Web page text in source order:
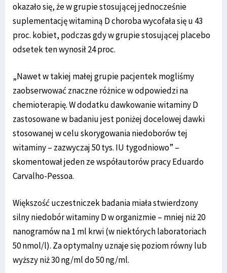
okazało się, że w grupie stosującej jednocześnie
suplementację witaminą D choroba wycofała się u 43
proc. kobiet, podczas gdy w grupie stosującej placebo
odsetek ten wynosił 24 proc.
„Nawet w takiej małej grupie pacjentek mogliśmy
zaobserwować znaczne różnice w odpowiedzi na
chemioterapię. W dodatku dawkowanie witaminy D
zastosowane w badaniu jest poniżej docelowej dawki
stosowanej w celu skorygowania niedoborów tej
witaminy – zazwyczaj 50 tys. IU tygodniowo” –
skomentował jeden ze współautorów pracy Eduardo
Carvalho-Pessoa.
Większość uczestniczek badania miała stwierdzony
silny niedobór witaminy D w organizmie – mniej niż 20
nanogramów na 1 ml krwi (w niektórych laboratoriach
50 nmol/l). Za optymalny uznaje się poziom równy lub
wyższy niż 30 ng/ml do 50 ng/ml.